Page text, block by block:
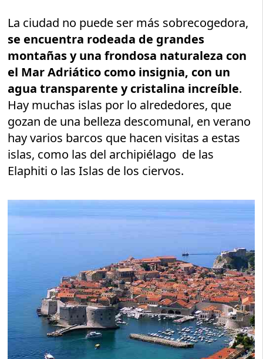
La ciudad no puede ser más sobrecogedora,
se encuentra rodeada de grandes
montañas y una frondosa naturaleza con
el Mar Adriático como insignia, con un
agua transparente y cristalina increíble.
Hay muchas islas por lo alrededores, que
gozan de una belleza descomunal, en verano
hay varios barcos que hacen visitas a estas
islas, como las del archipiélago de las
Elaphiti o las Islas de los ciervos.